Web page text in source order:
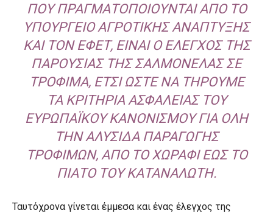
ΠΟΥ ΠΡΑΓΜΑΤΟΠΟΙΟΎΝΤΑΙ ΑΠΌ ΤΟ
ΥΠΟΥΡΓΕΊΟ ΑΓΡΟΤΙΚΉΣ ΑΝΆΠΤΥΞΗΣ
ΚΑΙ ΤΟΝ ΕΦΕΤ, ΕΊΝΑΙ Ο ΈΛΕΓΧΟΣ ΤΗΣ
ΠΑΡΟΥΣΊΑΣ ΤΗΣ ΣΑΛΜΟΝΈΛΑΣ ΣΕ
ΤΡΌΦΙΜΑ, ΈΤΣΙ ΏΣΤΕ ΝΑ ΤΗΡΟΎΜΕ
ΤΑ ΚΡΙΤΉΡΙΑ ΑΣΦΆΛΕΙΑΣ ΤΟΥ
ΕΥΡΩΠΑΪΚΟΎ ΚΑΝΟΝΙΣΜΟΎ ΓΙΑ ΌΛΗ
ΤΗΝ ΑΛΥΣΊΔΑ ΠΑΡΑΓΩΓΉΣ
ΤΡΟΦΊΜΩΝ, ΑΠΌ ΤΟ ΧΩΡΆΦΙ ΈΩΣ ΤΟ
ΠΙΆΤΟ ΤΟΥ ΚΑΤΑΝΑΛΩΤΉ.
Ταυτόχρονα γίνεται έμμεσα και ένας έλεγχος της